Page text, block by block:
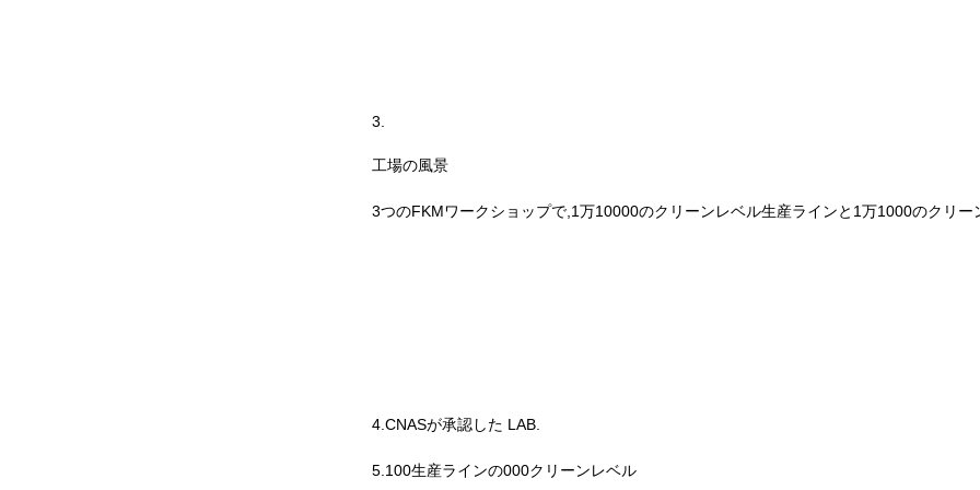
3.
工場の風景
3つのFKMワークショップで,1万10000のクリーンレベル生産ラインと1万1000のクリー
4.CNASが承認した LAB.